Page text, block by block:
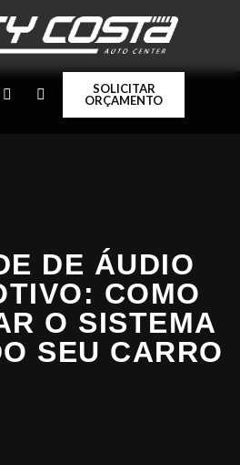
SOLICITAR
ORÇAMENTO
DE ÁUDIO
COMO
O SISTEMA
SEU CARRO